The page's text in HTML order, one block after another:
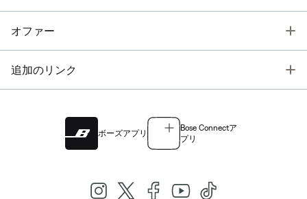
オファー
追加のリンク
ボーズアプリ
Bose Connectア
プリ